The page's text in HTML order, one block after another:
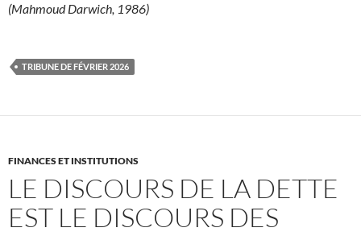
(Mahmoud Darwich, 1986)
TRIBUNE DE FÉVRIER 2026
FINANCES ET INSTITUTIONS
LE DISCOURS DE LA DETTE
EST LE DISCOURS DES